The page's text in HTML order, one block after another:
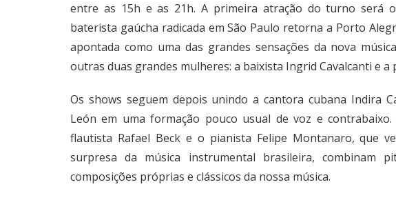
entre as 15h e as 21h. A primeira atração do turno será
baterista gaúcha radicada em São Paulo retorna a Porto
apontada como uma das grandes sensações da nova
outras duas grandes mulheres: a baixista Ingrid Cavalcanti e a
Os shows seguem depois unindo a cantora cubana Indira
León em uma formação pouco usual de voz e
flautista Rafael Beck e o pianista Felipe Montanaro, que
surpresa da música instrumental brasileira, combinam
composições próprias e clássicos da nossa música.